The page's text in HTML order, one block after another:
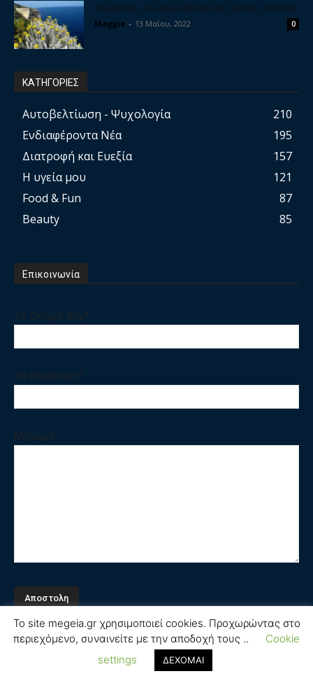
Ελίχρυσος, το ισχυρό βότανο της αιώνιας νεότητας
Maggie - 13 Μαΐου, 2022 0
ΚΑΤΗΓΟΡΙΕΣ
Αυτοβελτίωση - Ψυχολογία
210
Ενδιαφέροντα Νέα
195
Διατροφή και Ευεξία
157
Η υγεία μου
121
Food & Fun
87
Beauty
85
Επικοινωνία
Το Ονομα σας*
Το Email σας*
Μηνυμα
Όροι και Προϋποθέσεις
Το site megeia.gr χρησιμοποιεί cookies. Προχωρώντας στο
περιεχόμενο, συναινείτε με την αποδοχή τους ..
Cookie
settings
ΔΕΧΟΜΑΙ